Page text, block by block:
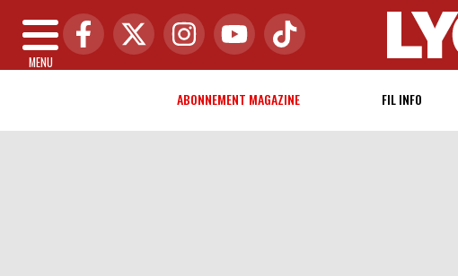
MENU
ABONNEMENT MAGAZINE FIL INFO